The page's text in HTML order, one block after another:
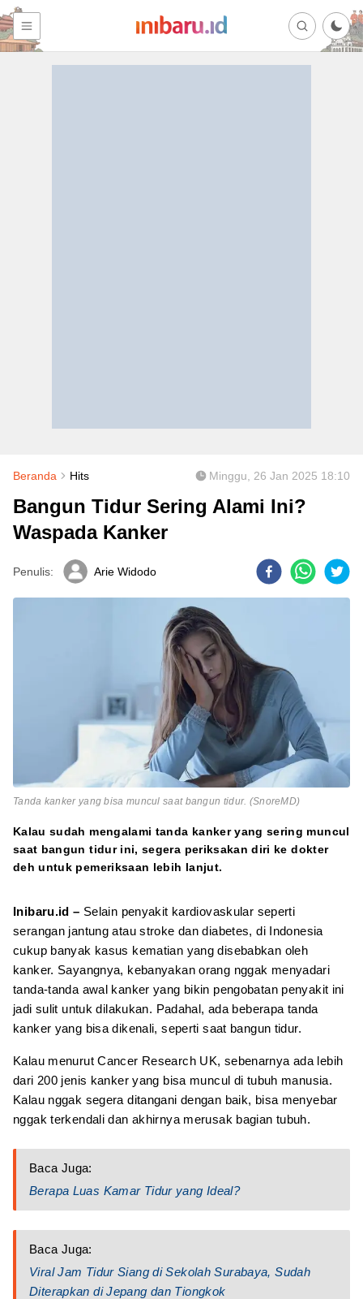
Beranda Hits Minggu, 26 Jan 2025 18:10
Bangun Tidur Sering Alami Ini?
Waspada Kanker
Penulis: Arie Widodo
Tanda kanker yang bisa muncul saat bangun tidur. (SnoreMD)
Kalau sudah mengalami tanda kanker yang sering muncul
saat bangun tidur ini, segera periksakan diri ke dokter
deh untuk pemeriksaan lebih lanjut.
Inibaru.id – Selain penyakit kardiovaskular seperti
serangan jantung atau stroke dan diabetes, di Indonesia
cukup banyak kasus kematian yang disebabkan oleh
kanker. Sayangnya, kebanyakan orang nggak menyadari
tanda-tanda awal kanker yang bikin pengobatan penyakit ini
jadi sulit untuk dilakukan. Padahal, ada beberapa tanda
kanker yang bisa dikenali, seperti saat bangun tidur.
Kalau menurut Cancer Research UK, sebenarnya ada lebih
dari 200 jenis kanker yang bisa muncul di tubuh manusia.
Kalau nggak segera ditangani dengan baik, bisa menyebar
nggak terkendali dan akhirnya merusak bagian tubuh.
Baca Juga:
Berapa Luas Kamar Tidur yang Ideal?
Baca Juga:
Viral Jam Tidur Siang di Sekolah Surabaya, Sudah
Diterapkan di Jepang dan Tiongkok